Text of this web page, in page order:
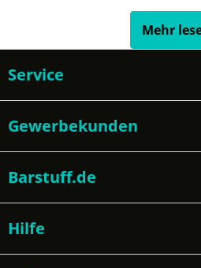
Mehr
Service
Gewerbekunden
Barstuff.de
Hilfe